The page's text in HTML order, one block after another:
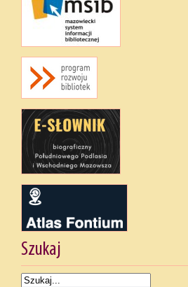
Szukaj